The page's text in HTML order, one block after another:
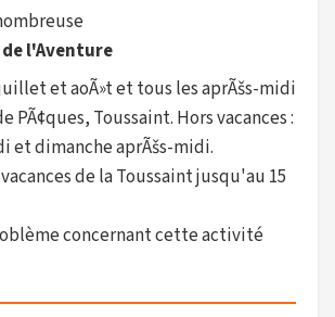
l'Aventure
et aoÃ»t et tous les aprÃšs-midi
PÃ¢ques, Toussaint. Hors vacances :
et dimanche aprÃšs-midi.
de la Toussaint jusqu'au 15
concernant cette activité